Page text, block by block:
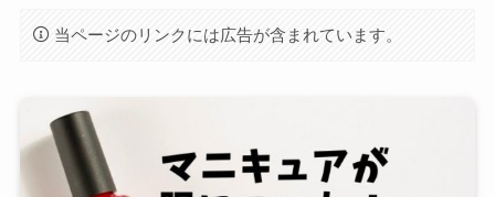
当ページのリンクには広告が含まれています。